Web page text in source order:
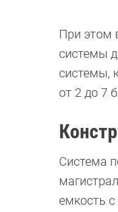
При этом
системы
системы,
от 2 до 7
Система
емкость